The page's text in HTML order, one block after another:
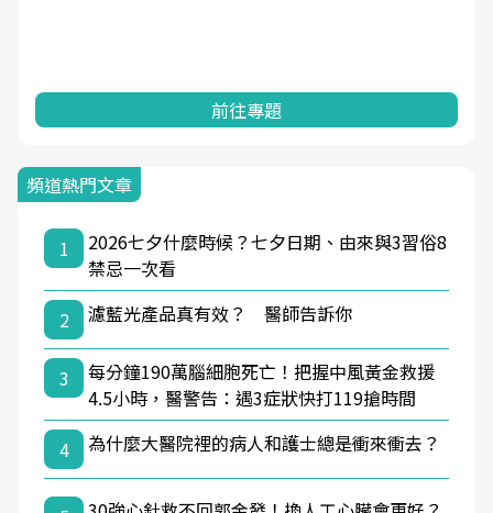
前往專題
頻道熱門文章
1
2026七夕什麼時候？七夕日期、由來與3習俗8
禁忌一次看
2
濾藍光產品真有效？ 醫師告訴你
3
每分鐘190萬腦細胞死亡！把握中風黃金救援
4.5小時，醫警告：遇3症狀快打119搶時間
4
為什麼大醫院裡的病人和護士總是衝來衝去？